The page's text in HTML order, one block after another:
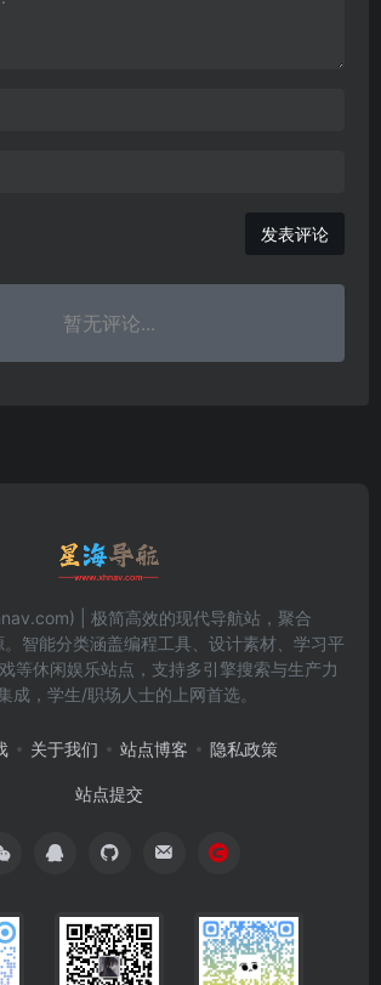
发表评论
暂无评论...
| 极简高效的现代导航站，聚合
智能分类涵盖编程工具、设计素材、学习平
等休闲娱乐站点，支持多引擎搜索与生产力
成，学生/职场人士的上网首选。
关于我们 站点博客 隐私政策
站点提交